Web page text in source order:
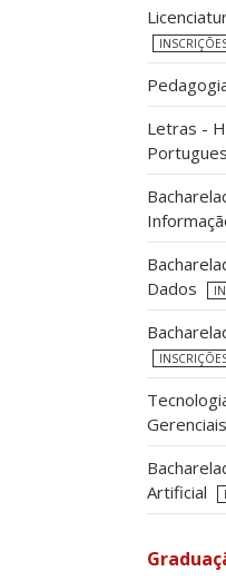
Letras -
Dados
Gerenciais
Artificial